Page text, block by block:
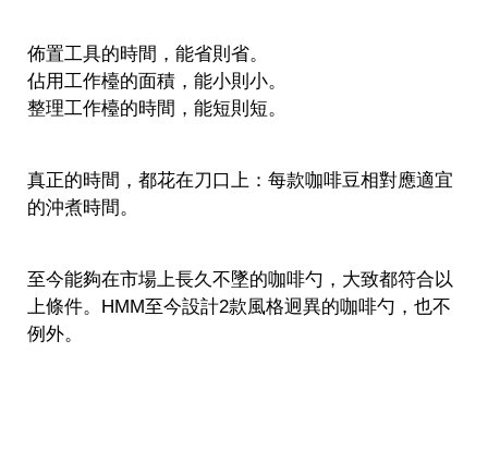
佈置工具的時間，能省則省。
佔用工作檯的面積，能小則小。
整理工作檯的時間，能短則短。
真正的時間，都花在刀口上：每款咖啡豆相對應適宜
的沖煮時間。
至今能夠在市場上長久不墜的咖啡勺，大致都符合以
上條件。HMM至今設計2款風格迥異的咖啡勺，也不
例外。